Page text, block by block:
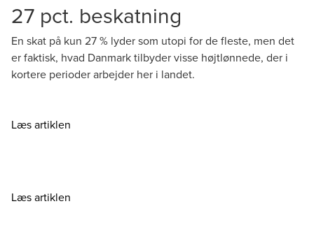
27 pct. beskatning
En skat på kun 27 % lyder som utopi for de fleste, men det
er faktisk, hvad Danmark tilbyder visse højtlønnede, der i
kortere perioder arbejder her i landet.
Læs artiklen
Læs artiklen